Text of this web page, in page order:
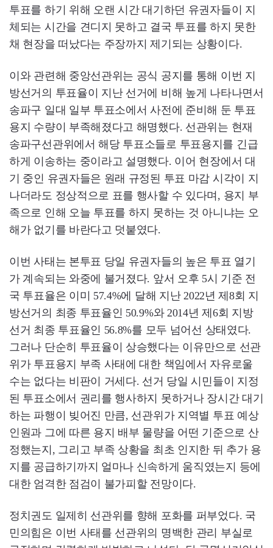
투표를 하기 위해 오랜 시간 대기하던 유권자들이 지
체되는 시간을 견디지 못하고 결국 투표를 하지 못한
채 현장을 떠났다는 주장까지 제기되는 상황이다.
이와 관련해 중앙선관위는 공식 공지를 통해 이번 지
방선거의 투표율이 지난 선거에 비해 높게 나타나면서
송파구 일대 일부 투표소에서 사전에 준비해 둔 투표
용지 수량이 부족해졌다고 해명했다. 선관위는 현재
송파구선관위에서 해당 투표소들로 투표용지를 긴급
하게 이송하는 중이라고 설명했다. 이어 현장에서 대
기 중인 유권자들은 원래 규정된 투표 마감 시각이 지
나더라도 정상적으로 표를 행사할 수 있다며, 용지 부
족으로 인해 오늘 투표를 하지 못하는 것 아니냐는 오
해가 없기를 바란다고 덧붙였다.
이번 사태는 본투표 당일 유권자들의 높은 투표 열기
가 계속되는 와중에 불거졌다. 앞서 오후 5시 기준 전
국 투표율은 이미 57.4%에 달해 지난 2022년 제8회 지
방선거의 최종 투표율인 50.9%와 2014년 제6회 지방
선거 최종 투표율인 56.8%를 모두 넘어선 상태였다.
그러나 단순히 투표율이 상승했다는 이유만으로 선관
위가 투표용지 부족 사태에 대한 책임에서 자유로울
수는 없다는 비판이 거세다. 선거 당일 시민들이 지정
된 투표소에서 권리를 행사하지 못하거나 장시간 대기
하는 파행이 빚어진 만큼, 선관위가 지역별 투표 예상
인원과 그에 따른 용지 배부 물량을 어떤 기준으로 산
정했는지, 그리고 부족 상황을 최초 인지한 뒤 추가 용
지를 공급하기까지 얼마나 신속하게 움직였는지 등에
대한 엄격한 점검이 불가피할 전망이다.
정치권도 일제히 선관위를 향해 포화를 퍼부었다. 국
민의힘은 이번 사태를 선관위의 명백한 관리 부실로